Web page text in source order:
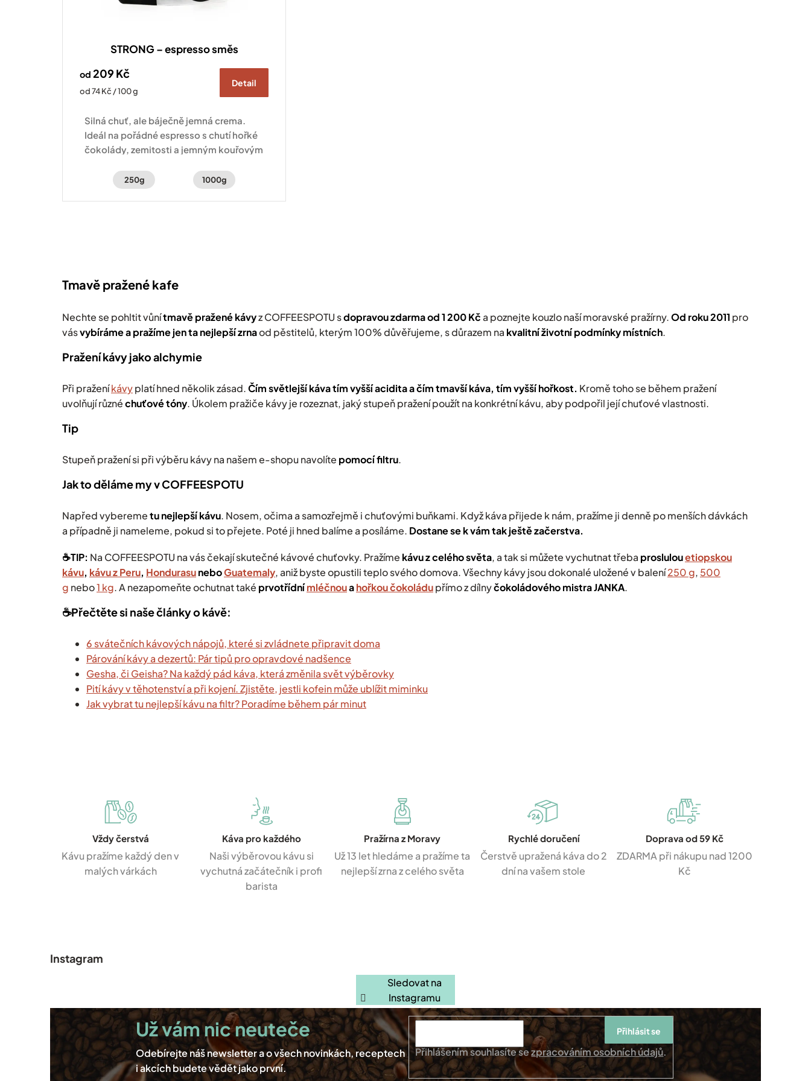
STRONG – espresso směs
od 209 Kč
Měrná
od 74 Kč / 100 g
Detail
Silná chuť, ale báječně jemná crema.
Ideál na pořádné espresso s chutí hořké
čokolády, zemitosti a jemným kouřovým
250g 1000g
r
v
p
i
Tmavě pražené kafe
Nechte se pohltit vůnítmavě pražené kávyz COFFEESPOTU sdopravou zdarma od 1 200 Kča poznejte kouzlo naší moravské pražírny.Od roku 2011 pro
vásvybíráme a pražíme jen ta nejlepší zrnaod pěstitelů, kterým 100% důvěřujeme, s důrazem na kvalitní životní podmínky místních.
Pražení kávy jako alchymie
Při praženíkávyplatí hned několik zásad.Čím světlejší káva tím vyšší acidita a čím tmavší káva, tím vyšší hořkost. Kromě toho se během pražení
uvolňují různéchuťové tóny. Úkolem pražiče kávy je rozeznat, jaký stupeň pražení použít na konkrétní kávu, aby podpořil její chuťové vlastnosti.
Tip
Stupeň pražení si při výběru kávy na našem e-shopunavolíte pomocí filtru.
Jak to děláme my v COFFEESPOTU
Napřed vyberemetu nejlepší kávu. Nosem, očima a samozřejmě i chuťovými buňkami. Když káva přijede k nám, pražíme ji denně po menších dávkách
a případně ji nameleme, pokud si to přejete. Poté ji hned balíme a posíláme. Dostane se k vám tak ještě začerstva.
☕️TIP: Na COFFEESPOTU na vás čekajískutečné kávové chuťovky. Pražíme kávu z celého světa, a tak si můžete vychutnat třeba proslulouetiopskou
kávu, kávu z Peru, HondurasuneboGuatemaly, aniž byste opustili teplo svého domova. Všechny kávy jsou dokonalé uložené v balení250 g, 500
g nebo1 kg.A nezapomeňte ochutnat také prvotřídnímléčnouahořkou čokoládupřímo z dílnyčokoládového mistra JANKA.
☕️Přečtěte si naše články o kávě:
6 svátečních kávových nápojů, které si zvládnete připravit doma
Párování kávy a dezertů: Pár tipů pro opravdové nadšence
Gesha, či Geisha? Na každý pád káva, která změnila svět výběrovky
Pití kávy v těhotenství a při kojení. Zjistěte, jestli kofein může ublížit miminku
Jak vybrat tu nejlepší kávu na filtr? Poradíme během pár minut
Vždy čerstvá
Kávu pražíme každý den v
malých várkách
Káva pro každého
Naši výběrovou kávu si
vychutná začátečník i profi
barista
Pražírna z Moravy
Už 13 let hledáme a pražíme ta
nejlepší zrna z celého světa
Rychlé doručení
Čerstvě upražená káva do 2
dní na vašem stole
Doprava od 59 Kč
ZDARMA při nákupu nad 1200
Kč
Instagram
Sledovat na
Instagramu
Přihlášením souhlasíte sezpracováním osobních údajů.
Přihlásit se